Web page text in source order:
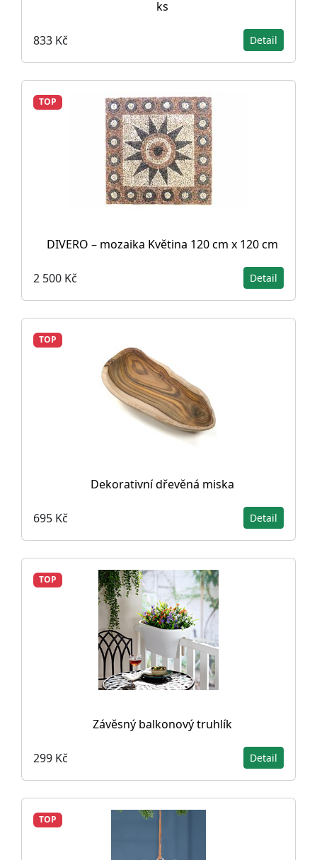
ks
833 Kč Detail
TOP
DIVERO – mozaika Květina 120 cm x 120 cm
2 500 Kč Detail
TOP
Dekorativní dřevěná miska
695 Kč Detail
TOP
Závěsný balkonový truhlík
299 Kč Detail
TOP